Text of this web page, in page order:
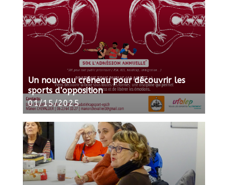
Un nouveau créneau pour découvrir les
sports d’opposition
01/15/2025